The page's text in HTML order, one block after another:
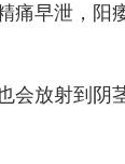
早泄，阳
会放射到阴